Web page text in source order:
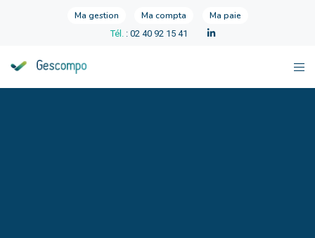
Ma gestion Ma compta Ma paie
Tél. : 02 40 92 15 41